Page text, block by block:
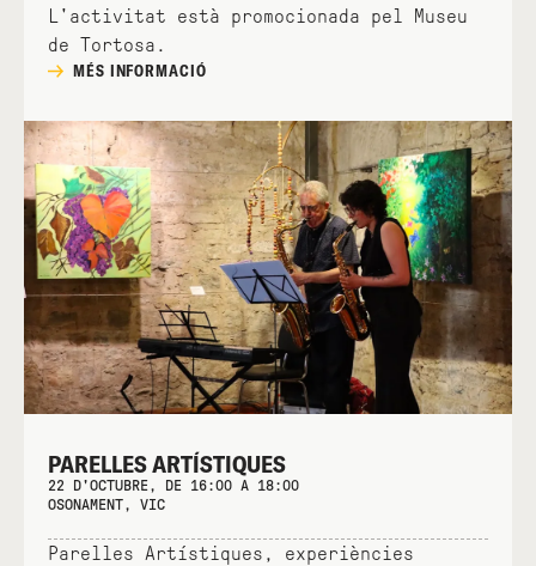
L'activitat està promocionada pel Museu
de Tortosa.
MÉS INFORMACIÓ
PARELLES ARTÍSTIQUES
22 D'OCTUBRE, DE 16:00 A 18:00
OSONAMENT, VIC
Parelles Artístiques, experiències